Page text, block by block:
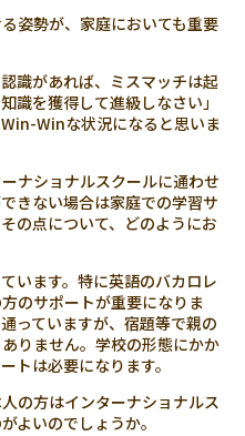
姿勢が、家庭においても重要
識があれば、ミスマッチは起
識を獲得して進級しなさい」
Winな状況になると思いま
ナショナルスクールに通わせ
きない場合は家庭での学習サ
の点について、どのようにお
います。特に英語のバカロレ
のサポートが重要になりま
っていますが、宿題等で親の
りません。学校の形態にかか
トは必要になります。
の方はインターナショナルス
よいのでしょうか。